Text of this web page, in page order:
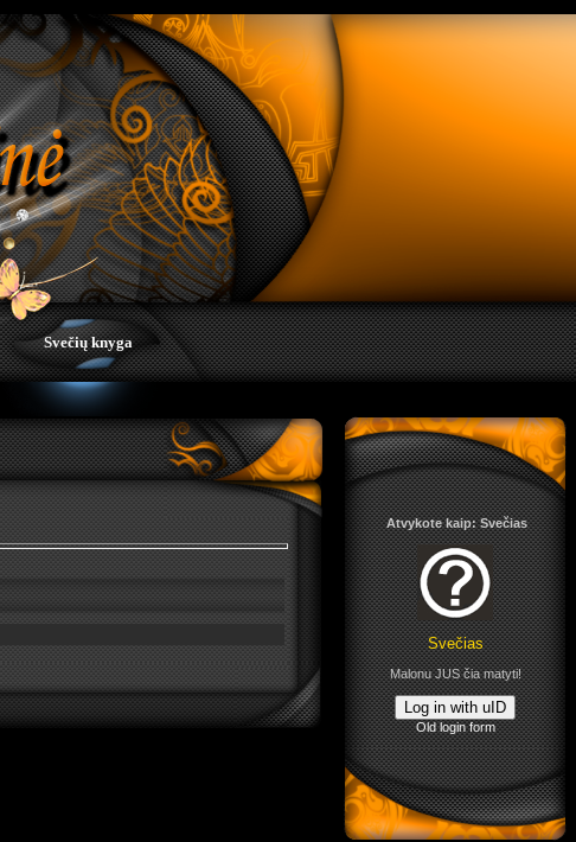
Svečių knyga
Atvykote kaip: Svečias
Svečias
Malonu JUS čia matyti!
Log in with uID
Old login form